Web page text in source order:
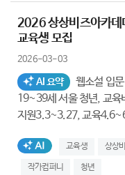
2026 상상비즈아카데
교육생 모집
2026-03-03
AI 요약
웹소설 입문
19~39세 서울 청년, 교육
지원3.3~3.27, 교육
AI생성태그 교육생 상상
작가컴퍼니 청년